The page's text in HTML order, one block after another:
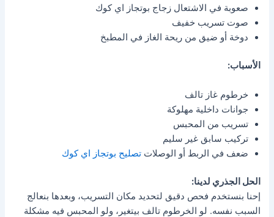
صعوبة في الاشتعال زجاج بوتجاز اي كوك
صوت تسريب خفيف
دوخة أو ضيق من ريحة الغاز في المطبخ
الأسباب:
خرطوم غاز تالف
جوانات داخلية مهلوكة
تسريب من المحبس
تركيب سابق غير سليم
ضعف في الربط أو الوصلاتتصليح بوتجاز اي كوك
الحل الجذري لدينا:
إحنا بنستخدم فحص دقيق لتحديد مكان التسريب، وبعدها بنعالج
السبب نفسه. لو الخرطوم تالف بيتغير، ولو المحبس فيه مشكلة